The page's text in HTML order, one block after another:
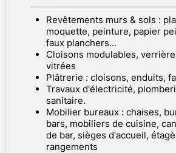
Revêtements murs & sols : plancher,
moquette, peinture, papier
faux planchers...
Cloisons modulables, verrières, cloisons
vitrées
Plâtrerie : cloisons, enduits,
Travaux d'électricité, plomberie sur réseau
sanitaire.
Mobilier bureaux : chaises, bureaux, tables,
bars, mobiliers de cuisine,
de bar, sièges d'accueil,
rangements